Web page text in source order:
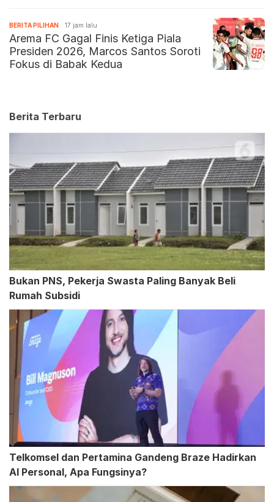
BERITA PILIHAN 17 jam lalu
Arema FC Gagal Finis Ketiga Piala
Presiden 2026, Marcos Santos Soroti
Fokus di Babak Kedua
Berita Terbaru
Bukan PNS, Pekerja Swasta Paling Banyak Beli
Rumah Subsidi
Telkomsel dan Pertamina Gandeng Braze Hadirkan
AI Personal, Apa Fungsinya?